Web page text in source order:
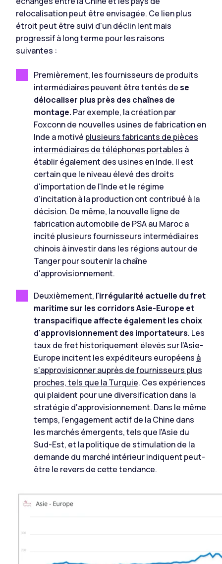
relocalisation peut être envisagée. Ce lien plus
étroit peut être suivi d'un déclin lent mais
progressif à long terme pour les raisons
suivantes :
Premièrement, les fournisseurs de produits
intermédiaires peuvent être tentés dese
délocaliser plus près des chaînes de
montage. Par exemple, la création par
Foxconn de nouvelles usines de fabrication en
Inde a motivé plusieurs fabricants de pièces
intermédiaires de téléphones portables à
établir également des usines en Inde. Il est
certain que le niveau élevé des droits
d'importation de l'Inde et le régime
d'incitation à la production ont contribué à la
décision. De même, la nouvelle ligne de
fabrication automobile de PSA au Maroc a
incité plusieurs fournisseurs intermédiaires
chinois à investir dans les régions autour de
Tanger pour soutenir la chaîne
d'approvisionnement.
Deuxièmement, l'irrégularité actuelle du fret
maritime sur les corridors Asie-Europe et
transpacifique affecte également les choix
d'approvisionnement des importateurs. Les
taux de fret historiquement élevés sur l’Asie-
Europe incitent les expéditeurs européens à
s'approvisionner auprès de fournisseurs plus
proches, tels que la Turquie. Ces expériences
qui plaident pour une diversification dans la
stratégie d'approvisionnement. Dans le même
temps, l'engagement actif de la Chine dans
les marchés émergents, tels que l'Asie du
Sud-Est, et la politique de stimulation de la
demande du marché intérieur indiquent peut-
être le revers de cette tendance.